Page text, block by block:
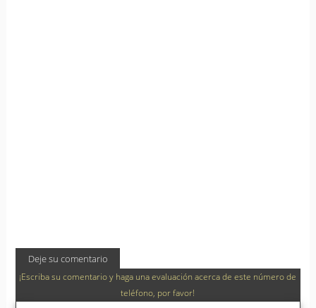
Deje su comentario
¡Escriba su comentario y haga una evaluación acerca de este número de
teléfono, por favor!